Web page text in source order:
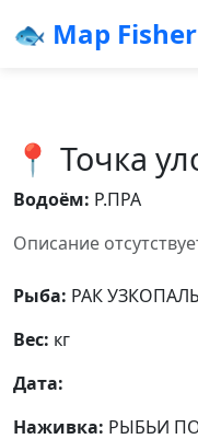
🐟 Map Fisher
📍 Точка
Водоём: Р.ПРА
Описание
Рыба: РАК
Вес: кг
Дата:
Наживка: РЫБЬИ